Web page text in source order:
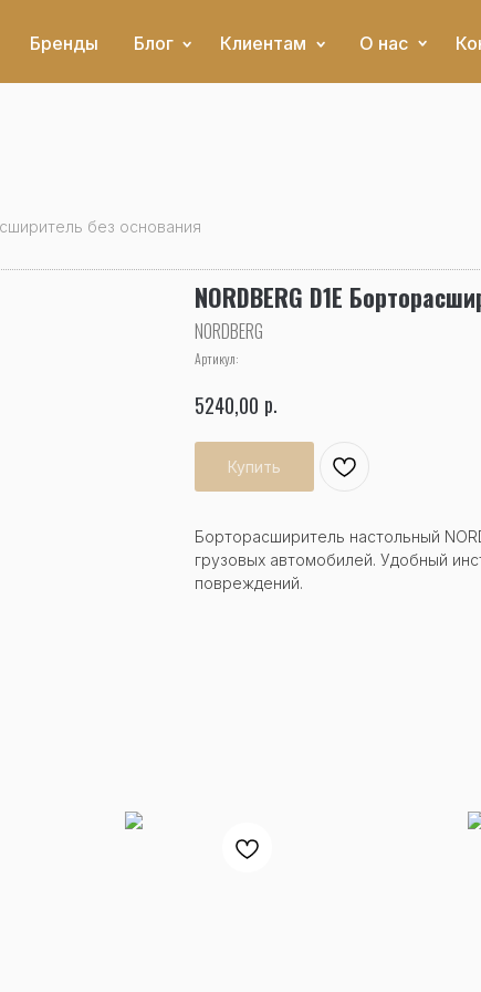
Клиентам О нас
Бренды Блог
без основания
NORDBERG D1E
NORDBERG
Артикул:
5240,00 р.
Купить
Борторасширитель настольный
грузовых автомобилей. Удобный
повреждений.